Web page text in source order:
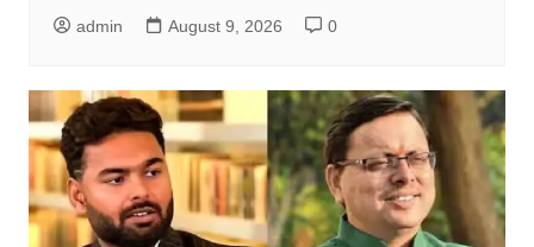
admin August 9, 2026 0